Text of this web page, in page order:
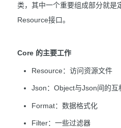
类，其中一个重要组成部分就是
Resource接口。
Core 的主要工作
Resource：访问资源文件
Json：Object与Json间的互
Format：数据格式化
Filter：一些过滤器